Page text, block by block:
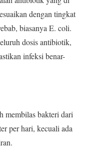
dengan tingkat
biasanya E. coli.
dosis antibiotik,
infeksi benar-
membilas bakteri dari
per hari, kecuali ada